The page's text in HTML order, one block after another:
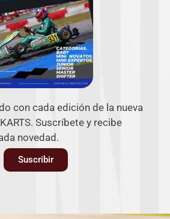
con cada edición de la nueva
Suscríbete y recibe
novedad.
Suscribir